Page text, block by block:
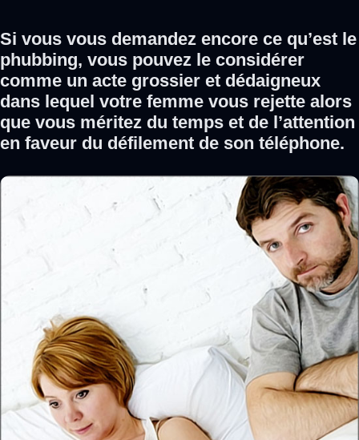
Si vous vous demandez encore ce qu’est le
phubbing, vous pouvez le considérer
comme un acte grossier et dédaigneux
dans lequel votre femme vous rejette alors
que vous méritez du temps et de l’attention
en faveur du défilement de son téléphone.